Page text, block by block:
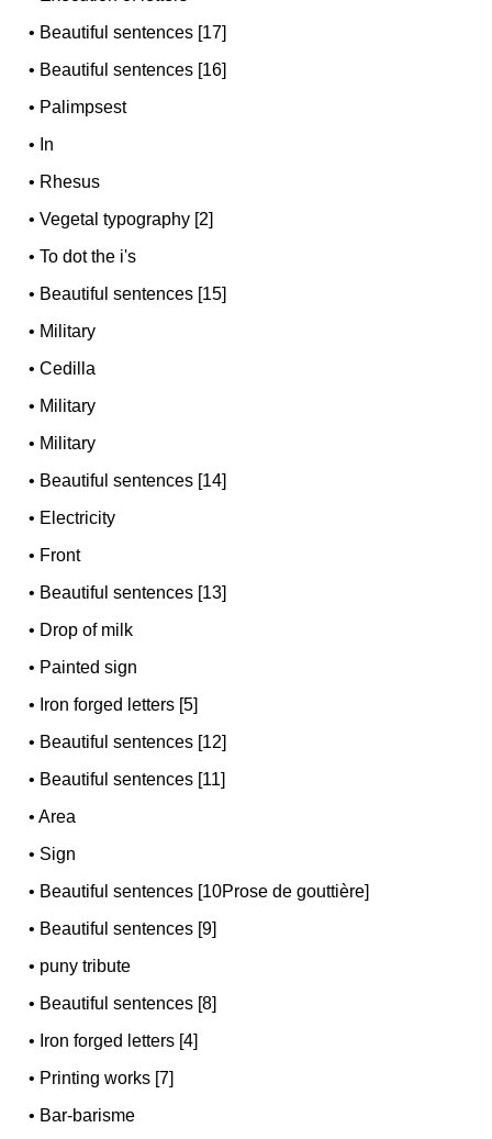
• Beautiful sentences [17]
• Beautiful sentences [16]
• Palimpsest
• In
• Rhesus
•Vegetal typography [2]
•To dot the i's
• Beautiful sentences [15]
• Military
•Cedilla
• Military
• Military
• Beautiful sentences [14]
• Electricity
• Front
• Beautiful sentences [13]
• Drop of milk
• Painted sign
• Iron forged letters [5]
• Beautiful sentences [12]
• Beautiful sentences [11]
•Area
• Sign
• Beautiful sentences [10Prose de gouttière]
• Beautiful sentences [9]
• puny tribute
• Beautiful sentences [8]
• Iron forged letters [4]
• Printing works [7]
• Bar-barisme